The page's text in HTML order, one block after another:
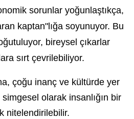
sorunlar yoğunlaştıkça,
kaptan"lığa soyunuyor. Bu
bireysel çıkarlar
sırt çevrilebiliyor.
çoğu inanç ve kültürde yer
olarak insanlığın bir
nitelendirilebilir.